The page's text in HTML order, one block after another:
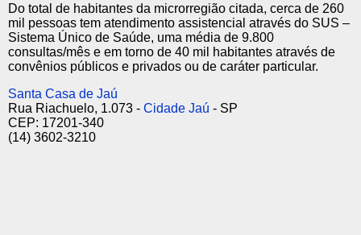
Do total de habitantes da microrregião citada, cerca de 260
mil pessoas tem atendimento assistencial através do SUS –
Sistema Único de Saúde, uma média de 9.800
consultas/mês e em torno de 40 mil habitantes através de
convênios públicos e privados ou de caráter particular.
Santa Casa de Jaú
Rua Riachuelo, 1.073 - Cidade Jaú - SP
CEP: 17201-340
(14) 3602-3210